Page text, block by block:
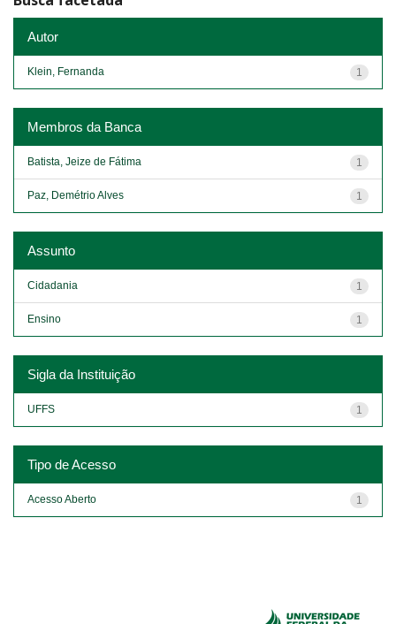
Autor
1
Klein, Fernanda
Membros da Banca
1
Batista, Jeize de Fátima
1
Paz, Demétrio Alves
Assunto
1
Cidadania
1
Ensino
Sigla da Instituição
1
UFFS
Tipo de Acesso
1
Acesso Aberto